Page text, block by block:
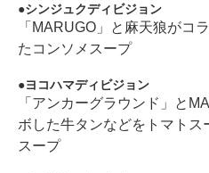
シンジュクディビジョン
「MARUGO」と麻天狼がコ
たコンソメスープ
ヨコハマディビジョン
「アンカーグラウンド」と
ボした牛タンなどをトマト
スープ